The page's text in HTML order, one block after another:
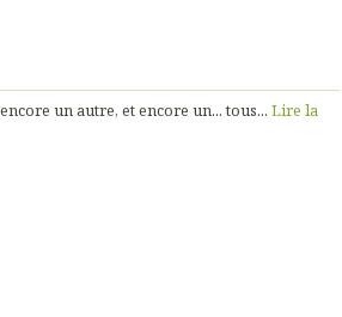
un autre, et encore un... tous... Lire la